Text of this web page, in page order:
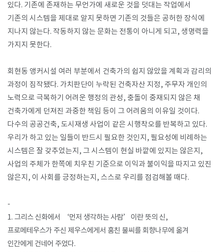
있다. 기존에 존재하는 무언가에 새로운 것을 덧대는 작업에서
기존의 시스템을 제대로 알지 못하면 기존의 것들은 공허한 장식에
지나지 않는다. 작동하지 않는 문화는 전통이 아니게 되고, 생명력을
가지지 못한다.
회현동 앵커시설 여러 부분에서 건축가의 쉽지 않았을 계획과 감리의
과정이 짐작됐다. 가치판단이 누락된 건축자산 지정, 주무자 개인의
노력으로 극복하기 어려운 행정의 관성, 충돌이 중재되지 않은 채
건축가에게 던져진 과중한 책임 등이 그 어려움의 이유일 것이다.
다수의 공공건축, 도시재생 사업이 같은 시행착오를 반복하고 있다.
우리가 하고 있는 일들이 반드시 필요한 것인지, 필요성에 비례하는
시스템은 잘 갖추었는지, 그 시스템이 현실 바깥에 있지는 않은지,
사업의 주체가 한쪽에 치우친 기준으로 이익과 불이익을 따지고 있진
않은지, 이 사회를 긍정하는지, 스스로 우리를 점검해볼 때다.
-
1. 그리스 신화에서 ‘먼저 생각하는 사람’이란 뜻의 신,
프로메테우스가 주신 제우스에게서 훔친 불씨를 회향나무에 옮겨
인간에게 건네어 주었다.